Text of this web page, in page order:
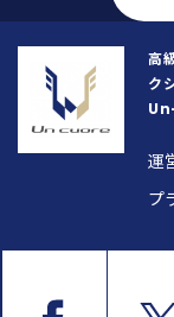
実に話を聞いてくだ
間、不安な気持ちが
も安心したと同時に
こだわりを真摯にヒ
に把握することがいか
の歳になって若い馬
て学ばせて頂いた次
高
ク
運
プ